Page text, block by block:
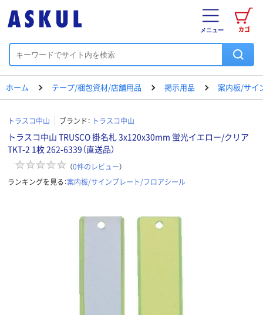
カゴ
メニュー
ホーム テープ/梱包資材/店舗用品 掲示用品 案内板/サイ
トラスコ中山 ブランド： トラスコ中山
トラスコ中山 TRUSCO 掛名札 3x120x30mm 蛍光イエロー/クリア
TKT-2 1枚 262-6339（直送品）
（0件のレビュー）
ランキングを見る：案内板/サインプレート/フロアシール